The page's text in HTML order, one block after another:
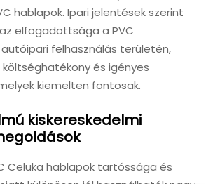
hablapok. Ipari jelentések szerint
elfogadottsága a PVC
felhasználás területén,
költséghatékony és igényes
kiemelten fontosak.
kiskereskedelmi
Celuka hablapok tartóssága és